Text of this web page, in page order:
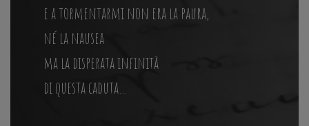
e a tormentarmi non era la paura,
né la nausea
ma la disperata infinità
di questa caduta…